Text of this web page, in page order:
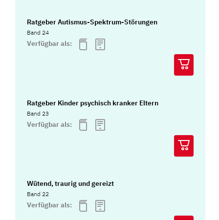
Ratgeber Autismus-Spektrum-Störungen
Band 24
Verfügbar als:
Ratgeber Kinder psychisch kranker Eltern
Band 23
Verfügbar als:
Wütend, traurig und gereizt
Band 22
Verfügbar als: